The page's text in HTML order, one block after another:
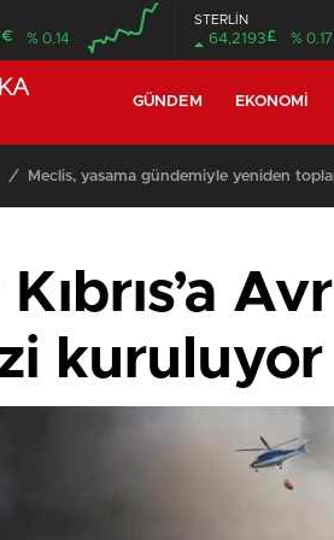
€ % 0.14
STERLİN
64,2193£ % 0.17
GÜNDEM EKONOMI
/ Meclis, yasama gündemiyle yeniden
kuruluyor